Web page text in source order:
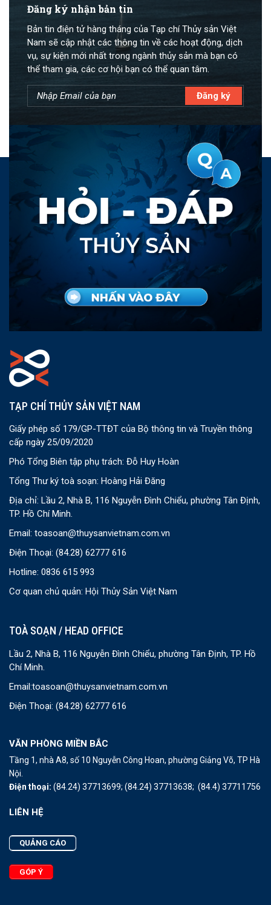
Đăng ký nhận bản tin
Bản tin điện tử hàng tháng của Tạp chí Thủy sản Việt
Nam sẽ cập nhật các thông tin về các hoạt động, dịch
vụ, sự kiện mới nhất trong ngành thủy sản mà bạn có
thể tham gia, các cơ hội bạn có thể quan tâm.
TẠP CHÍ THỦY SẢN VIỆT NAM
Giấy phép số 179/GP-TTĐT của Bộ thông tin và Truyền thông
cấp ngày 25/09/2020
Phó Tổng Biên tập phụ trách: Đỗ Huy Hoàn
Tổng Thư ký toà soạn: Hoàng Hải Đăng
Địa chỉ: Lầu 2, Nhà B, 116 Nguyễn Đình Chiểu, phường Tân Định,
TP. Hồ Chí Minh.
Email: toasoan@thuysanvietnam.com.vn
Điện Thoại: (84.28) 62777 616
Hotline: 0836 615 993
Cơ quan chủ quản: Hội Thủy Sản Việt Nam
TOÀ SOẠN / HEAD OFFICE
Lầu 2, Nhà B, 116 Nguyễn Đình Chiểu, phường Tân Định, TP. Hồ
Chí Minh.
Email:toasoan@thuysanvietnam.com.vn
Điện Thoại: (84.28) 62777 616
VĂN PHÒNG MIỀN BẮC
Tầng 1, nhà A8, số 10 Nguyễn Công Hoan, phường Giảng Võ, TP Hà
Nội.
Điện thoại: (84.24) 37713699; (84.24) 37713638; (84.4) 37711756
LIÊN HỆ
QUẢNG CÁO
GÓP Ý